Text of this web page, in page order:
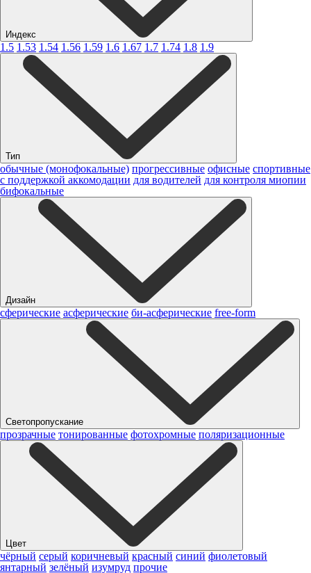
Индекс
1.5 1.53 1.54 1.56 1.59 1.6 1.67 1.7 1.74 1.8 1.9
Тип
обычные (монофокальные) прогрессивные офисные спортивные
с поддержкой аккомодации для водителей для контроля миопии
бифокальные
Дизайн
сферические асферические би-асферические free-form
Светопропускание
прозрачные тонированные фотохромные поляризационные
Цвет
чёрный серый коричневый красный синий фиолетовый
янтарный зелёный изумруд прочие